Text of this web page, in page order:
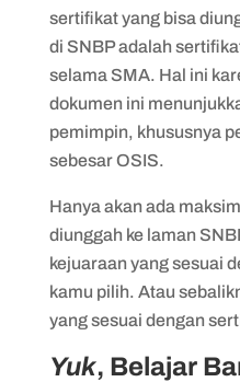
sertifikat yang bisa
di SNBP adalah
selama SMA. Hal ini
dokumen ini
pemimpin, khususnya
sebesar OSIS.
Hanya akan ada
diunggah ke laman
kejuaraan yang sesuai
kamu pilih. Atau
yang sesuai dengan
Yuk, Belajar